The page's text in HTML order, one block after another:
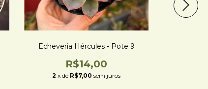
Echeveria Hércules - Pote 9
R$14,00
2 x de R$7,00 sem juros